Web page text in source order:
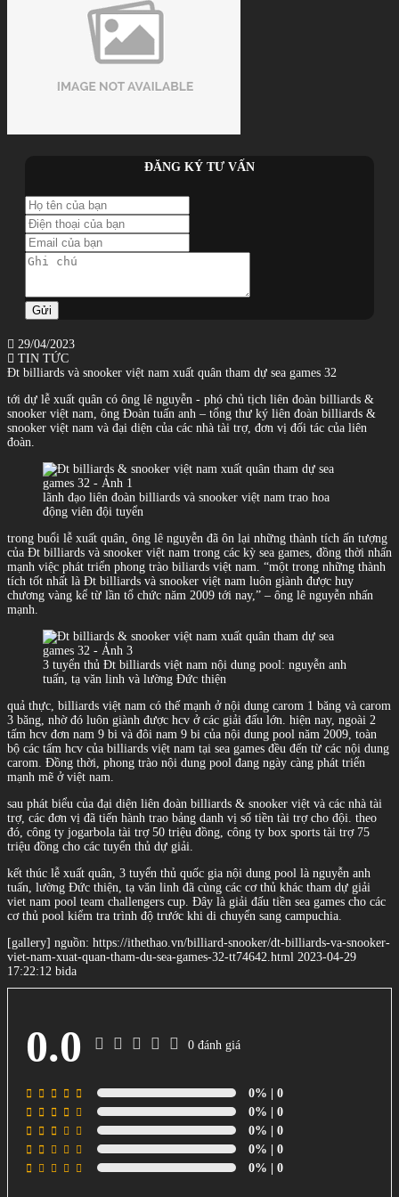
ĐĂNG KÝ TƯ VẤN
Gửi
29/04/2023
TIN TỨC
Đt billiards và snooker việt nam xuất quân tham dự sea games 32
tới dự lễ xuất quân có ông lê nguyễn - phó chủ tịch liên đoàn billiards &
snooker việt nam, ông Đoàn tuấn anh – tổng thư ký liên đoàn billiards &
snooker việt nam và đại diện của các nhà tài trợ, đơn vị đối tác của liên
đoàn.
lãnh đạo liên đoàn billiards và snooker việt nam trao hoa
động viên đội tuyển
trong buổi lễ xuất quân, ông lê nguyễn đã ôn lại những thành tích ấn tượng
của Đt billiards và snooker việt nam trong các kỳ sea games, đồng thời nhấn
mạnh việc phát triển phong trào biliards việt nam. “một trong những thành
tích tốt nhất là Đt billiards và snooker việt nam luôn giành được huy
chương vàng kể từ lần tổ chức năm 2009 tới nay,” – ông lê nguyễn nhấn
mạnh.
3 tuyển thủ Đt billiards việt nam nội dung pool: nguyễn anh
tuấn, tạ văn linh và lường Đức thiện
quả thực, billiards việt nam có thế mạnh ở nội dung carom 1 băng và carom
3 băng, nhờ đó luôn giành được hcv ở các giải đấu lớn. hiện nay, ngoài 2
tấm hcv đơn nam 9 bi và đôi nam 9 bi của nội dung pool năm 2009, toàn
bộ các tấm hcv của billiards việt nam tại sea games đều đến từ các nội dung
carom. Đồng thời, phong trào nội dung pool đang ngày càng phát triển
mạnh mẽ ở việt nam.
sau phát biểu của đại diện liên đoàn billiards & snooker việt và các nhà tài
trợ, các đơn vị đã tiến hành trao bảng danh vị số tiền tài trợ cho đội. theo
đó, công ty jogarbola tài trợ 50 triệu đồng, công ty box sports tài trợ 75
triệu đồng cho các tuyển thủ dự giải.
kết thúc lễ xuất quân, 3 tuyển thủ quốc gia nội dung pool là nguyễn anh
tuấn, lường Đức thiện, tạ văn linh đã cùng các cơ thủ khác tham dự giải
viet nam pool team challengers cup. Đây là giải đấu tiền sea games cho các
cơ thủ pool kiểm tra trình độ trước khi di chuyển sang campuchia.
[gallery] nguồn: https://ithethao.vn/billiard-snooker/dt-billiards-va-snooker-
viet-nam-xuat-quan-tham-du-sea-games-32-tt74642.html 2023-04-29
17:22:12 bida
0.0 0 đánh giá
0% | 0
0% | 0
0% | 0
0% | 0
0% | 0